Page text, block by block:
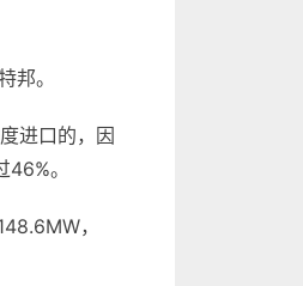
邦。
进口的，因
。
，